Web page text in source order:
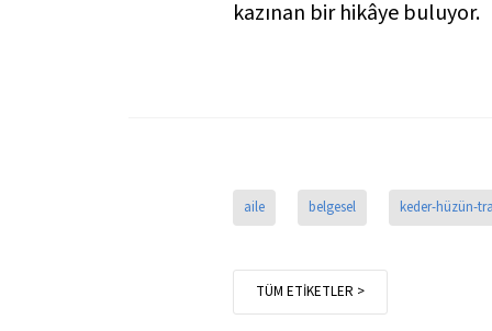
kazınan bir hikâye buluyor.
aile belgesel keder-hüzün-
TÜM ETİKETLER >